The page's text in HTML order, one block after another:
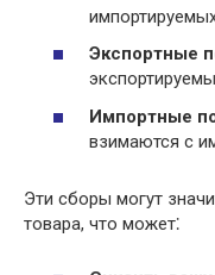
Экспортные
Импортные
взимаются с
Эти сборы могут
товара, что может⁚